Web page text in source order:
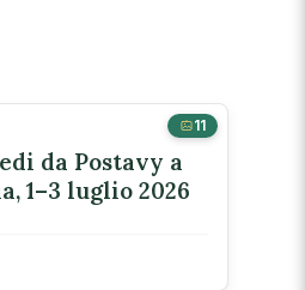
11
da Postavy a
1–3 luglio 2026